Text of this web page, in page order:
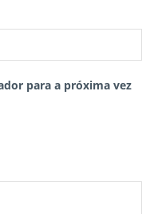
para a próxima vez